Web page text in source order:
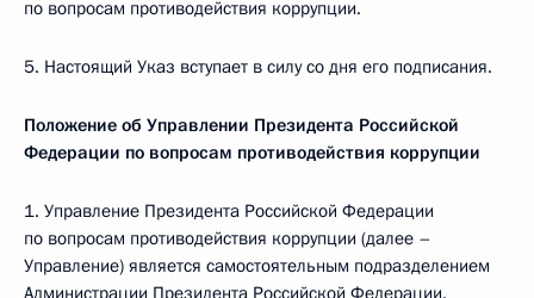
по вопросам противодействия коррупции.
5. Настоящий Указ вступает в силу со дня его подписания.
Положение об Управлении Президента Российской
Федерации по вопросам противодействия коррупции
1. Управление Президента Российской Федерации
по вопросам противодействия коррупции (далее –
Управление) является самостоятельным подразделением
Администрации Президента Российской Федерации.